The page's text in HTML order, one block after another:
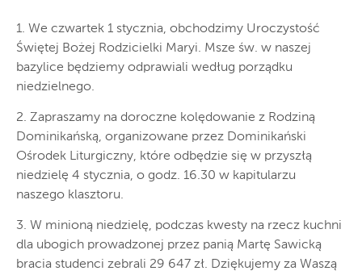
1. We czwartek 1 stycznia, obchodzimy Uroczystość
Świętej Bożej Rodzicielki Maryi. Msze św. w naszej
bazylice będziemy odprawiali według porządku
niedzielnego.
2. Zapraszamy na doroczne kolędowanie z Rodziną
Dominikańską, organizowane przez Dominikański
Ośrodek Liturgiczny, które odbędzie się w przyszłą
niedzielę 4 stycznia, o godz. 16.30 w kapitularzu
naszego klasztoru.
3. W minioną niedzielę, podczas kwesty na rzecz kuchni
dla ubogich prowadzonej przez panią Martę Sawicką
bracia studenci zebrali 29 647 zł. Dziękujemy za Waszą